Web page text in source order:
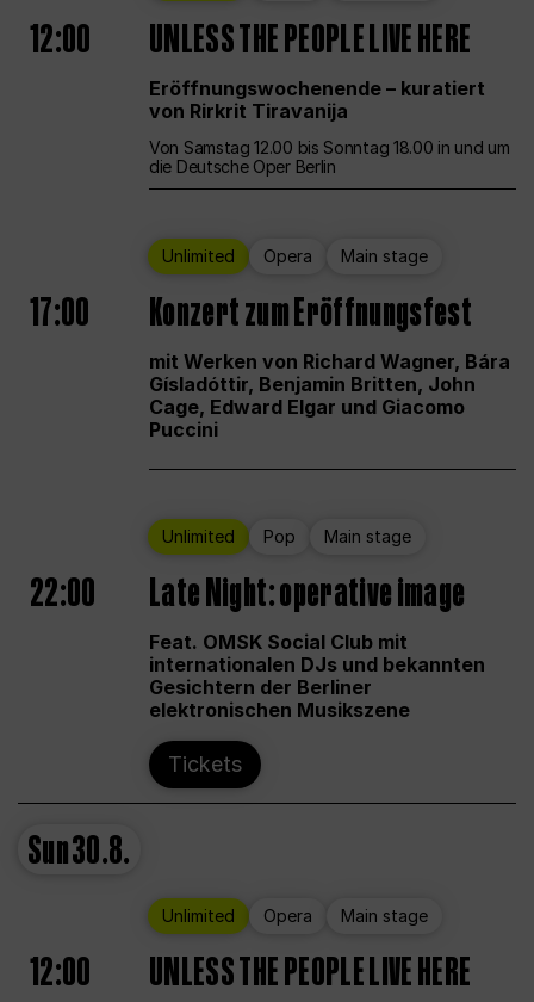
12:00 UNLESS THE PEOPLE LIVE HERE
Eröffnungswochenende – kuratiert
von Rirkrit Tiravanija
Von Samstag 12.00 bis Sonntag 18.00 in und um
die Deutsche Oper Berlin
Unlimited Opera Main stage
17:00 Konzert zum Eröffnungsfest
mit Werken von Richard Wagner, Bára
Gísladóttir, Benjamin Britten, John
Cage, Edward Elgar und Giacomo
Puccini
Unlimited Pop Main stage
22:00 Late Night: operative image
Feat. OMSK Social Club mit
internationalen DJs und bekannten
Gesichtern der Berliner
elektronischen Musikszene
Tickets
Sun30.8.
Unlimited Opera Main stage
12:00 UNLESS THE PEOPLE LIVE HERE